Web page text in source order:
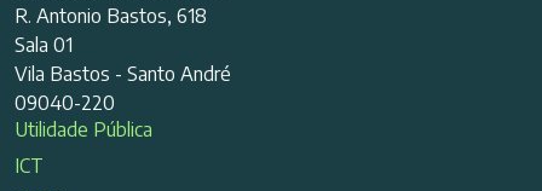
R. Antonio Bastos, 618
Sala 01
Vila Bastos - Santo André
09040-220
Utilidade Pública
ICT